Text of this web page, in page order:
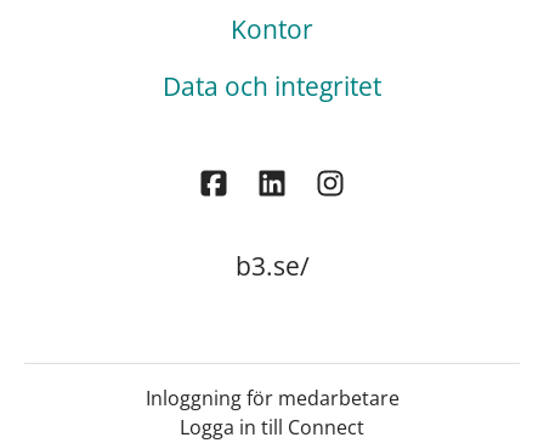
Kontor
Data och integritet
b3.se/
Inloggning för medarbetare
Logga in till Connect